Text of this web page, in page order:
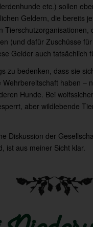
etc.) sollen
Geldern, die bereits
(und dafür Zuschüsse
Gelder auch tatsächlich
zu bedenken, dass sie
haben –
Hunde. Bei
aber wildlebende
Diskussion der
ist aus meiner Sicht klar.